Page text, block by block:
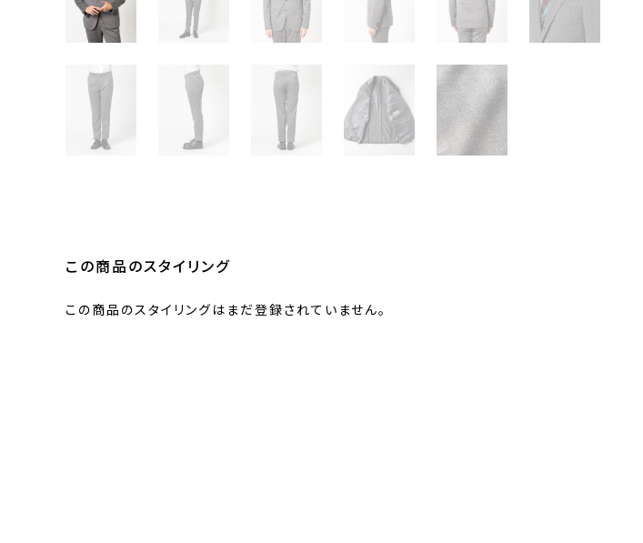
この商品のスタイリング
この商品のスタイリングはまだ登録されていません。